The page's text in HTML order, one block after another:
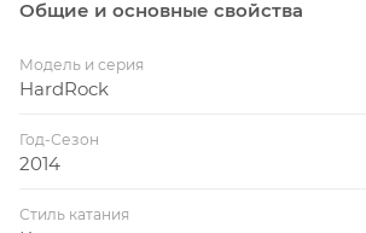
Общие и основные свойства
Модель и серия
HardRock
Год-Сезон
2014
Стиль катания